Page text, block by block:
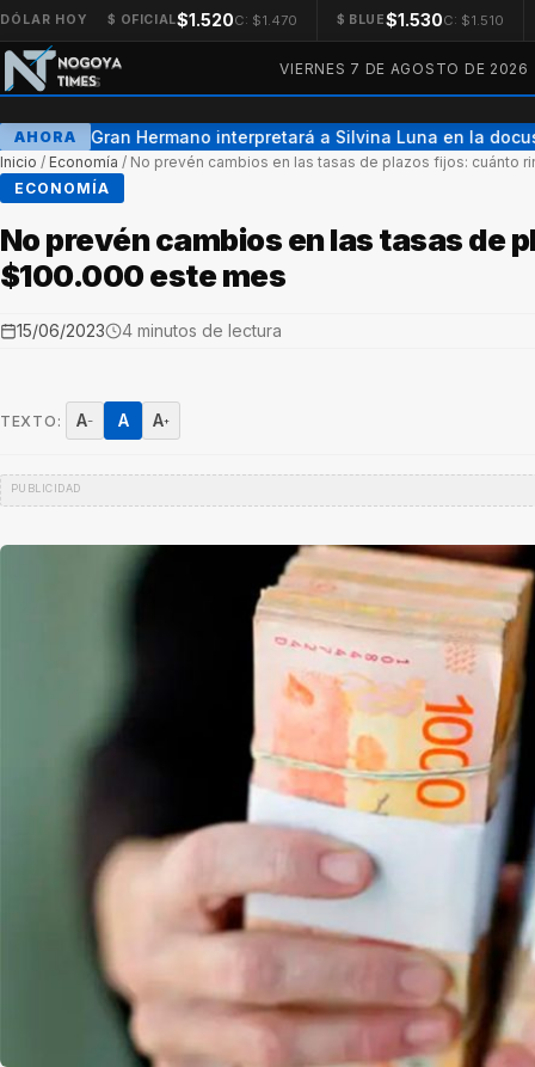
DÓLAR HOY $ OFICIAL$1.520C: $1.470 $ BLUE$1.530C: $1.510
VIERNES 7 DE AGOSTO DE 2026
AHORA
Una ex Gran Hermano interpretará a Silvina Luna en la
Inicio / Economía / No prevén cambios en las tasas de plazos fijos: cuánto
ECONOMÍA
No prevén cambios en las tasas de
$100.000 este mes
15/06/2023 4 minutos de lectura
TEXTO: A− A A+